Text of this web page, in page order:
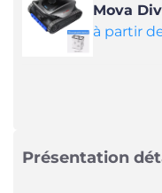
Mova
à partir
Présentation